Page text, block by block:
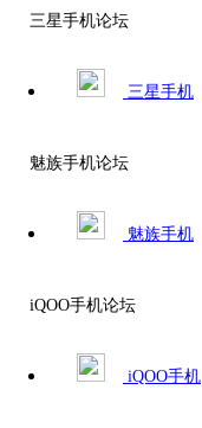
三星手机论坛
三星手机
魅族手机论坛
魅族手机
iQOO手机论坛
iQOO手机